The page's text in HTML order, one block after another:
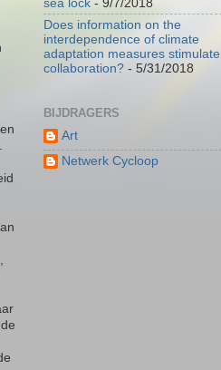
sea lock- 9/7/2018
Does information on the
interdependence of climate
adaptation measures stimulate
collaboration?- 5/31/2018
BIJDRAGERS
Art
Netwerk Cycloop